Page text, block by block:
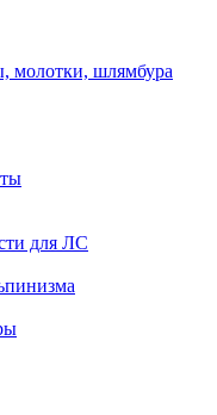
молотки, шлямбура
для ЛС